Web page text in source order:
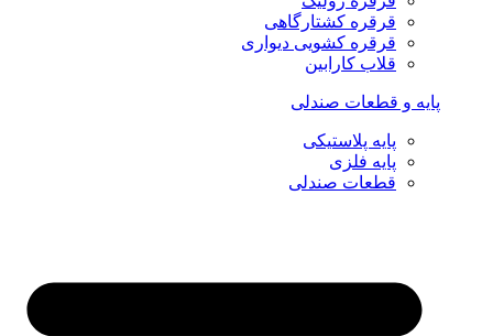
قرقره کشتارگاهی
قرقره کشویی دیواری
قلاب کارابین
پایه و قطعات صندلی
پایه پلاستیکی
پایه فلزی
قطعات صندلی